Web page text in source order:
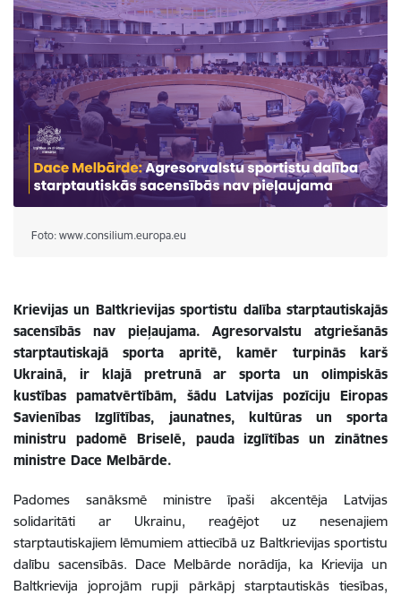
Foto: www.consilium.europa.eu
Krievijas un Baltkrievijas sportistu dalība starptautiskajās
sacensībās nav pieļaujama. Agresorvalstu atgriešanās
starptautiskajā sporta apritē, kamēr turpinās karš
Ukrainā, ir klajā pretrunā ar sporta un olimpiskās
kustības pamatvērtībām, šādu Latvijas pozīciju Eiropas
Savienības Izglītības, jaunatnes, kultūras un sporta
ministru padomē Briselē, pauda izglītības un zinātnes
ministre Dace Melbārde.
Padomes sanāksmē ministre īpaši akcentēja Latvijas
solidaritāti ar Ukrainu, reaģējot uz nesenajiem
starptautiskajiem lēmumiem attiecībā uz Baltkrievijas sportistu
dalību sacensībās. Dace Melbārde norādīja, ka Krievija un
Baltkrievija joprojām rupji pārkāpj starptautiskās tiesības,